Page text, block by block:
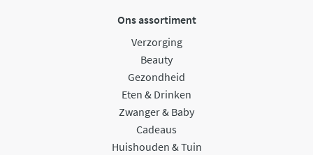
Ons assortiment
Verzorging
Beauty
Gezondheid
Eten & Drinken
Zwanger & Baby
Cadeaus
Huishouden & Tuin